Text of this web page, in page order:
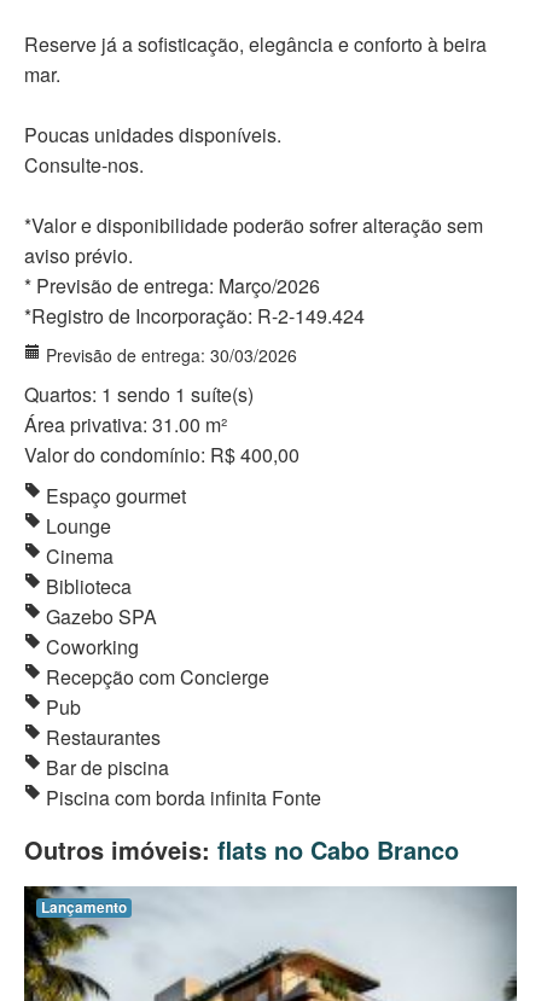
Reserve já a sofisticação, elegância e conforto à beira
mar.
Poucas unidades disponíveis.
Consulte-nos.
*Valor e disponibilidade poderão sofrer alteração sem
aviso prévio.
* Previsão de entrega: Março/2026
*Registro de Incorporação: R-2-149.424
Previsão de entrega: 30/03/2026
Quartos: 1 sendo 1 suíte(s)
Área privativa: 31.00 m²
Valor do condomínio: R$ 400,00
Espaço gourmet
Lounge
Cinema
Biblioteca
Gazebo SPA
Coworking
Recepção com Concierge
Pub
Restaurantes
Bar de piscina
Piscina com borda infinita Fonte
Outros imóveis: flats no Cabo Branco
Lançamento